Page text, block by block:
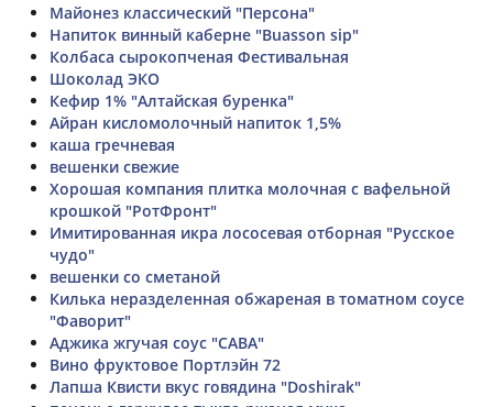
Майонез классический "Персона"
Напиток винный каберне "Buasson sip"
Колбаса сырокопченая Фестивальная
Шоколад ЭКО
Кефир 1% "Алтайская буренка"
Айран кисломолочный напиток 1,5%
каша гречневая
вешенки свежие
Хорошая компания плитка молочная с вафельной
крошкой "РотФронт"
Имитированная икра лососевая отборная "Русское
чудо"
вешенки со сметаной
Килька неразделенная обжареная в томатном соусе
"Фаворит"
Аджика жгучая соус "САВА"
Вино фруктовое Портлэйн 72
Лапша Квисти вкус говядина "Doshirak"